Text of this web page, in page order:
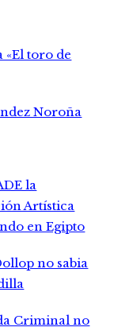
«El toro de
Noroña
la
Artística
en Egipto
no sabia
Criminal no